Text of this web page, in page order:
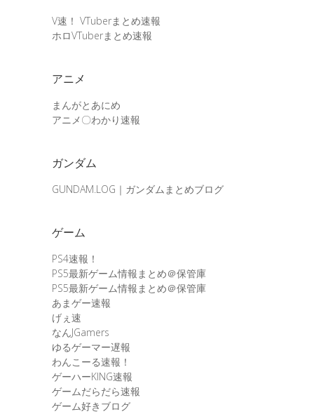
V速！ VTuberまとめ速報
ホロVTuberまとめ速報
アニメ
まんがとあにめ
アニメ〇わかり速報
ガンダム
GUNDAM.LOG｜ガンダムまとめブログ
ゲーム
PS4速報！
PS5最新ゲーム情報まとめ＠保管庫
PS5最新ゲーム情報まとめ＠保管庫
あまゲー速報
げぇ速
なんJGamers
ゆるゲーマー遅報
わんこーる速報！
ゲーハーKING速報
ゲームだらだら速報
ゲーム好きブログ